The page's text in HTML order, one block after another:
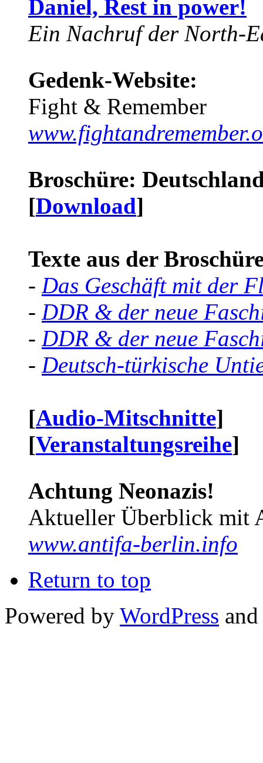
Daniel, Rest in power!
Ein Nachruf der North-
Gedenk-Website:
Fight & Remember
Broschüre:
[Download]
Texte aus der
- Das Geschäft mit der
- DDR & der neue
- DDR & der neue
- Deutsch-türkische
[Audio-Mitschnitte]
[Veranstaltungsreihe]
Achtung Neonazis!
Aktueller Überblick mit
www.antifa-berlin.info
Return to top
Powered by WordPress